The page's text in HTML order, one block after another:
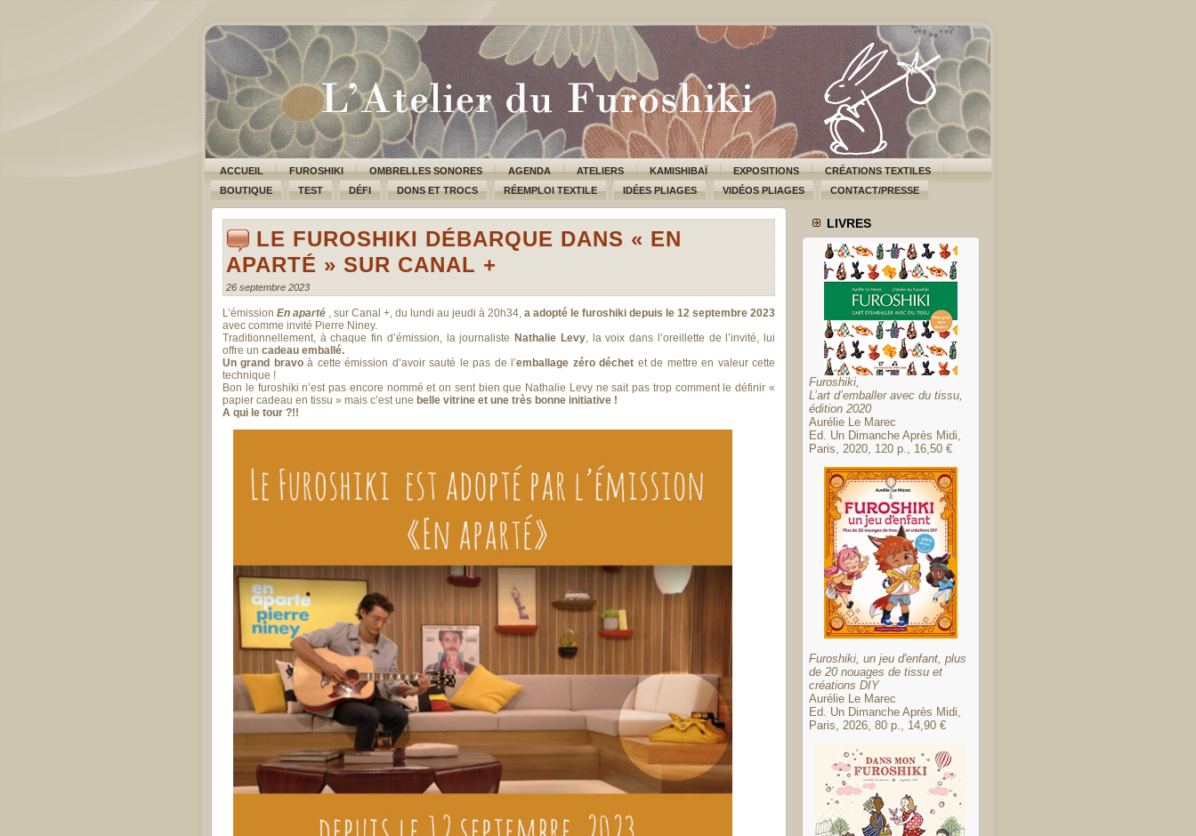
ACCUEIL FUROSHIKI OMBRELLES SONORES AGENDA ATELIERS KAMISHIBAÏ EXPOSITIONS
CRÉATIONS TEXTILES
BOUTIQUE
TEST DÉFI DONS ET TROCS RÉEMPLOI TEXTILE IDÉES PLIAGES VIDÉOS PLIAGES CONTACT/PRESSE
LE FUROSHIKI DÉBARQUE DANS « EN
APARTÉ » SUR CANAL +
26 septembre 2023
L’émission En aparté , sur Canal +, du lundi au jeudi à 20h34, a adopté le furoshiki depuis le 12 septembre 2023
avec comme invité Pierre Niney.
Traditionnellement, à chaque fin d’émission, la journalisteNathalie Levy, la voix dans l’oreillette de l’invité, lui
offre un cadeau emballé.
Un grand bravoà cette émission d’avoir sauté le pas de l’emballage zéro déchet et de mettre en valeur cette
technique !
Bon le furoshiki n’est pas encore nommé et on sent bien que Nathalie Levy ne sait pas trop comment le définir «
papier cadeau en tissu » mais c’est une belle vitrine et une très bonne initiative !
A qui le tour ?!!
LIVRES
Furoshiki,
L’art d’emballer avec du tissu,
édition 2020
Aurélie Le Marec
Ed. Un Dimanche Après Midi,
Paris, 2020, 120 p., 16,50 €
Furoshiki, un jeu d'enfant, plus
de 20 nouages de tissu et
créations DIY
Aurélie Le Marec
Ed. Un Dimanche Après Midi,
Paris, 2026, 80 p., 14,90 €